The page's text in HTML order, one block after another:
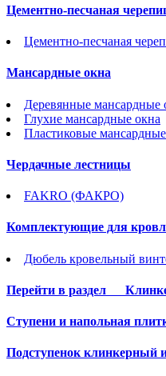
Цементно-песчаная
Цементно-песчаная
Мансардные окна
Деревянные мансардные
Глухие мансардные окна
Пластиковые
Чердачные лестницы
FAKRO (ФАКРО)
Комплектующие для
Дюбель кровельный
Перейти в раздел
Cтупени и напольная
Подступенок клинкерный